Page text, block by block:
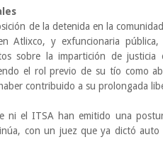
de la detenida en la
Atlixco, y exfuncionaria
sobre la impartición de justicia
el rol previo de su tío como
contribuido a su prolongada
ni el ITSA han emitido una
con un juez que ya dictó auto